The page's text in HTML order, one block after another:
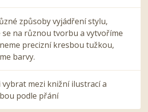
způsoby vyjádření stylu,
se na různou tvorbu a vytvoříme
precizní kresbou tužkou,
barvy.
vybrat mezi knižní ilustrací a
podle přání